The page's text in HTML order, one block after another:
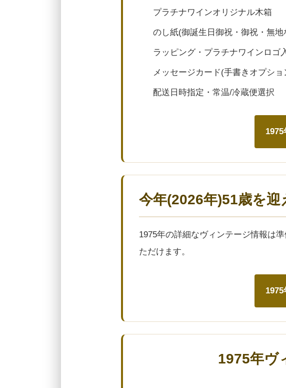
プラチナワインオリジナル木箱
のし紙(御誕生日御祝・御祝・無
ラッピング・プラチナワインロゴ
メッセージカード(手書きオプショ
配送日時指定・常温/冷蔵便選択
今年(2026年)51歳を
1975年の詳細なヴィンテージ情報は
ただけます。
1975年ヴ